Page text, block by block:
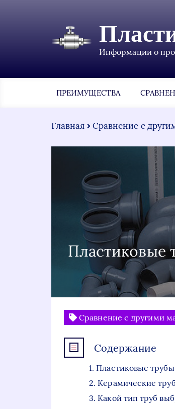
Информации о
ПРЕИМУЩЕСТВА
Главная Сравнение с
Пластиковые
Сравнение с другими
Содержание
Пластиковые
Керамические
Какой тип труб